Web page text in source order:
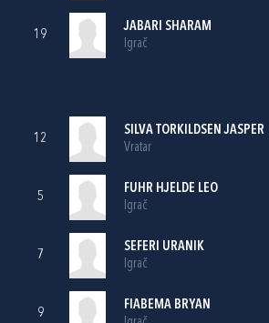
19
JABARI SHARAM
Igrač
12
SILVA TORKILDSEN JASPER
Vratar
5
FUHR HJELDE LEO
Igrač
7
SEFERI URANIK
Igrač
9
FIABEMA BRYAN